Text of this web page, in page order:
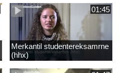
01:45
Merkantil studentereksamrne
(hhx)